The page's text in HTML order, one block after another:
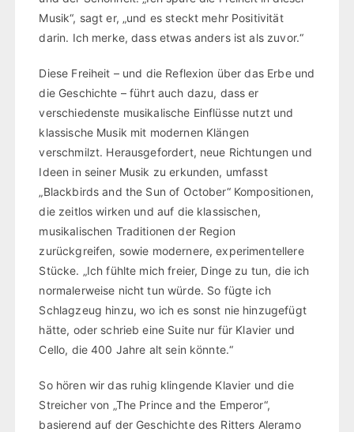
Musik“, sagt er, „und es steckt mehr Positivität
darin. Ich merke, dass etwas anders ist als zuvor.“
Diese Freiheit – und die Reflexion über das Erbe und
die Geschichte – führt auch dazu, dass er
verschiedenste musikalische Einflüsse nutzt und
klassische Musik mit modernen Klängen
verschmilzt. Herausgefordert, neue Richtungen und
Ideen in seiner Musik zu erkunden, umfasst
„Blackbirds and the Sun of October“ Kompositionen,
die zeitlos wirken und auf die klassischen,
musikalischen Traditionen der Region
zurückgreifen, sowie modernere, experimentellere
Stücke. „Ich fühlte mich freier, Dinge zu tun, die ich
normalerweise nicht tun würde. So fügte ich
Schlagzeug hinzu, wo ich es sonst nie hinzugefügt
hätte, oder schrieb eine Suite nur für Klavier und
Cello, die 400 Jahre alt sein könnte.“
So hören wir das ruhig klingende Klavier und die
Streicher von „The Prince and the Emperor“,
basierend auf der Geschichte des Ritters Aleramo